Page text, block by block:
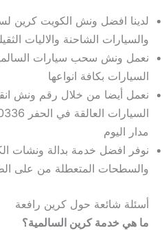
لدينا افضل ونش الكويت كرين
والسيارات الشاحنة والاليات
نعمل ونش سحب سيارات
السيارات بكافة انواعها
نعمل أيضا من خلال رقم ونش
مدار اليوم
نوفر افضل خدمة بدالة ونشات
والسطحات المتعطلة من على
أسئلة شائعة حول كرين رافعة
ما هي خدمة كرين السالمية؟